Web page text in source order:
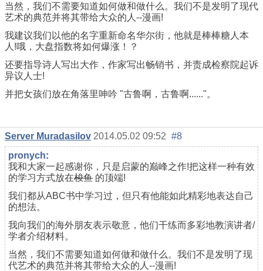
当然，我们不需要知道如何做和做什么。我们不是发明了现代
艺术的典范并将其带给大众的人--漫画!
我建议我们以他的名字重新命名华尔街，他就是棒棒糖人本
人!哦，大盘指数将如何爆涨！？
还要指导诗人写出大作，作家写出畅销书，并责成检察院起诉
异议人士!
并把女孩们放在角落里呻吟 "古鲁啊，古鲁啊......"。
Server Muradasilov 2014.05.02 09:52 #8
pronych:
我和大家一起感谢你，只是启蒙的巅峰之作!把这样一种有效
的学习方式放在梭鱼 的顶端!
我们都从ABC书中学习过，但只有他能如此精彩地表达自己
的想法。
我向我们的海外朋友表示敬意，他们干练而多彩地教演讲者/
学者介绍材料。
当然，我们不需要知道如何做和做什么。我们不是发明了现
代艺术的典范并将其带给大众的人--漫画!